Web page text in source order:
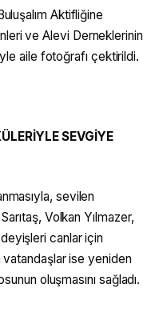
Aktifliğine
ve Alevi Derneklerinin
aile fotoğrafı çektirildi.
SEVGİYE
sevilen
Volkan Yılmazer,
canlar için
ise yeniden
oluşmasını sağladı.